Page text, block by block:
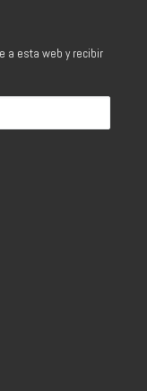
a esta web y recibir